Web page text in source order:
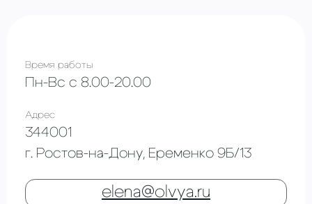
Время работы
Пн-Вс с 8.00-20.00
Адрес
344001
г. Ростов-на-Дону, Еременко 9Б/13
elena@olvya.ru